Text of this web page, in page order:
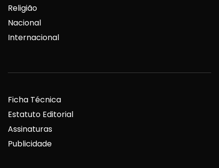
Religião
Nacional
Internacional
Ficha Técnica
Estatuto Editorial
Assinaturas
Publicidade